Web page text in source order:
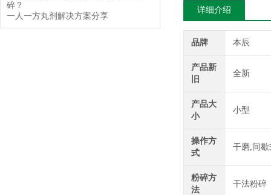
碎？
一人一方丸剂解决方案分享
详细介绍
品牌 本辰
产品新
旧
全新
产品大
小
小型
操作方
式
干磨,间歇
粉碎方
法
干法粉碎